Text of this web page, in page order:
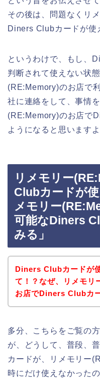
その後は、問題なくリ
Diners Clubカードが使
というわけで、もし、
判断されて使えない状
(RE:Memory)のお店で
社に連絡をして、事情
(RE:Memory)のお店で
ようになると思いますよ
リメモリー
Clubカードが
メモリー
可能なDiners
みる」
Diners Clubカードが
て！？なぜ、リメモ
お店でDiners Clubカ
多分、こちらをご覧の
が、どうして、普段、
カードが、リメモリー
時にだけ使えなかった